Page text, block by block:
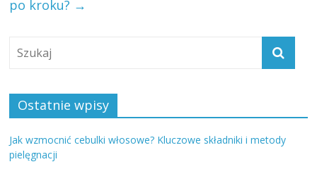
po kroku? →
Ostatnie wpisy
Jak wzmocnić cebulki włosowe? Kluczowe składniki i metody
pielęgnacji